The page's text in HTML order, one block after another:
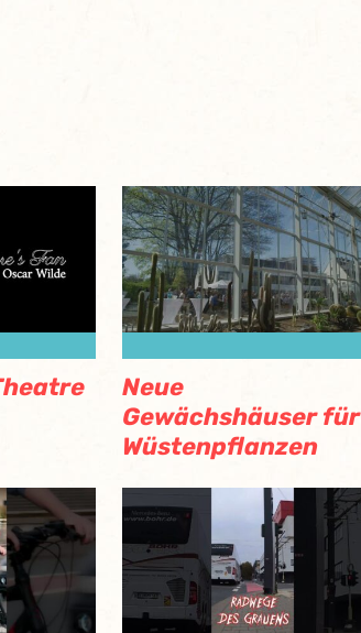
Neue
Gewächshäuser für
Wüstenpflanzen